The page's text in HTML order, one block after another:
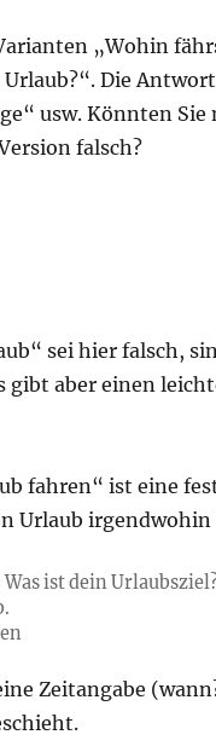
„Wohin
Die
usw. Könnten Sie
falsch?
sei hier falsch,
gibt aber einen
fahren“ ist eine
Urlaub
ist dein
Zeitangabe